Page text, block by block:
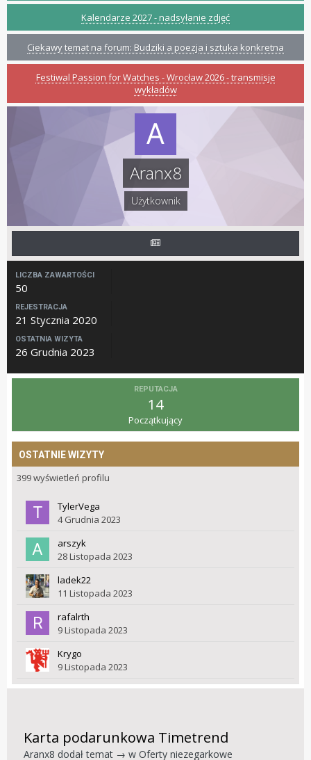
Kalendarze 2027 - nadsyłanie zdjęć
Ciekawy temat na forum: Budziki a poezja i sztuka konkretna
Festiwal Passion for Watches - Wrocław 2026 - transmisje
wykładów
Aranx8
Użytkownik
LICZBA ZAWARTOŚCI
50
REJESTRACJA
21 Stycznia 2020
OSTATNIA WIZYTA
26 Grudnia 2023
REPUTACJA
14
Początkujący
OSTATNIE WIZYTY
399 wyświetleń profilu
TylerVega
4 Grudnia 2023
arszyk
28 Listopada 2023
ladek22
11 Listopada 2023
rafalrth
9 Listopada 2023
Krygo
9 Listopada 2023
Karta podarunkowa Timetrend
Aranx8 dodał temat → w Oferty niezegarkowe